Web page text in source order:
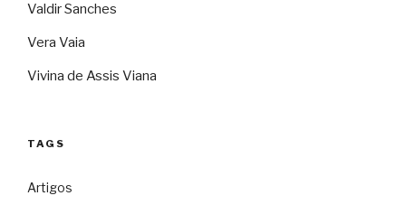
Valdir Sanches
Vera Vaia
Vivina de Assis Viana
TAGS
Artigos